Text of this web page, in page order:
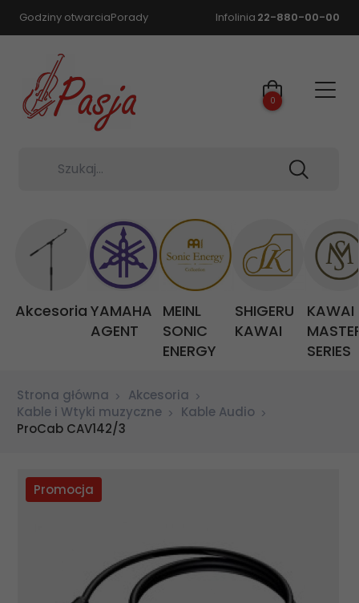
Godziny otwarciaPorady Infolinia 22-880-00-00
Szukaj...
0
Akcesoria YAMAHA
AGENT
MEINL
SONIC
ENERGY
SHIGERU
KAWAI
KAWAI
SERIES
Strona główna
Akcesoria
Kable i Wtyki muzyczne
Kable Audio
ProCab CAV142/3
Promocja